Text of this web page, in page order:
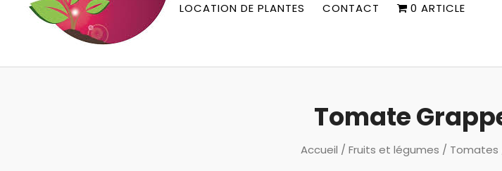
LOCATION DE PLANTES CONTACT 0 ARTICLE
Tomate
Accueil / Fruits et légumes / Tomates